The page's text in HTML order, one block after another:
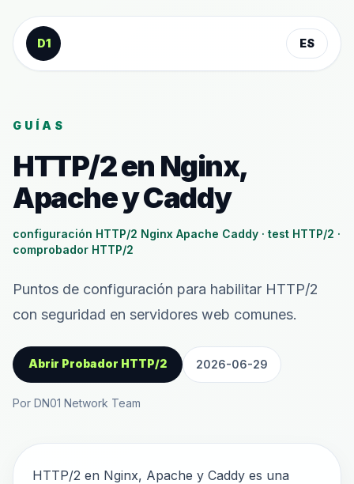
Saltar al contenido
D1
ES
GUÍAS
HTTP/2 en Nginx,
Apache y Caddy
configuración HTTP/2 Nginx Apache Caddy · test HTTP/2 ·
comprobador HTTP/2
Puntos de configuración para habilitar HTTP/2
con seguridad en servidores web comunes.
Abrir Probador HTTP/2 2026-06-29
Por DN01 Network Team
HTTP/2 en Nginx, Apache y Caddy es una